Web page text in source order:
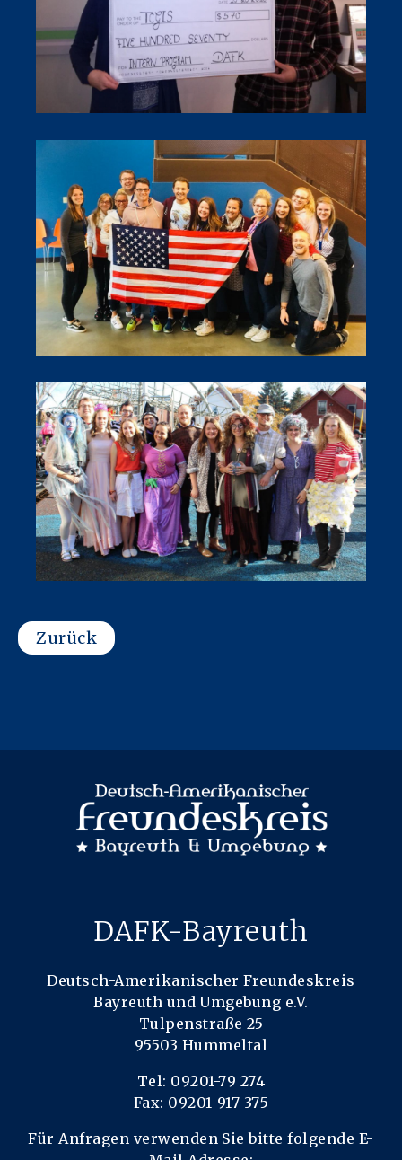
Zurück
DAFK-Bayreuth
Deutsch-Amerikanischer Freundeskreis
Bayreuth und Umgebung e.V.
Tulpenstraße 25
95503 Hummeltal
Tel: 09201-79 274
Fax: 09201-917 375
Für Anfragen verwenden Sie bitte folgende E-